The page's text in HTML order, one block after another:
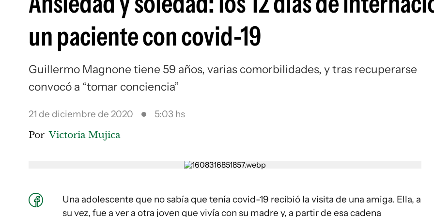
un paciente con covid-19
Guillermo Magnone tiene 59 años, varias comorbilidades, y tras recuperarse
convocó a “tomar conciencia”
21 de diciembre de 2020 5:03 hs
Por Victoria Mujica
Una adolescente que no sabía que tenía covid-19 recibió la visita de una amiga. Ella, a
su vez, fue a ver a otra joven que vivía con su madre y, a partir de esa cadena